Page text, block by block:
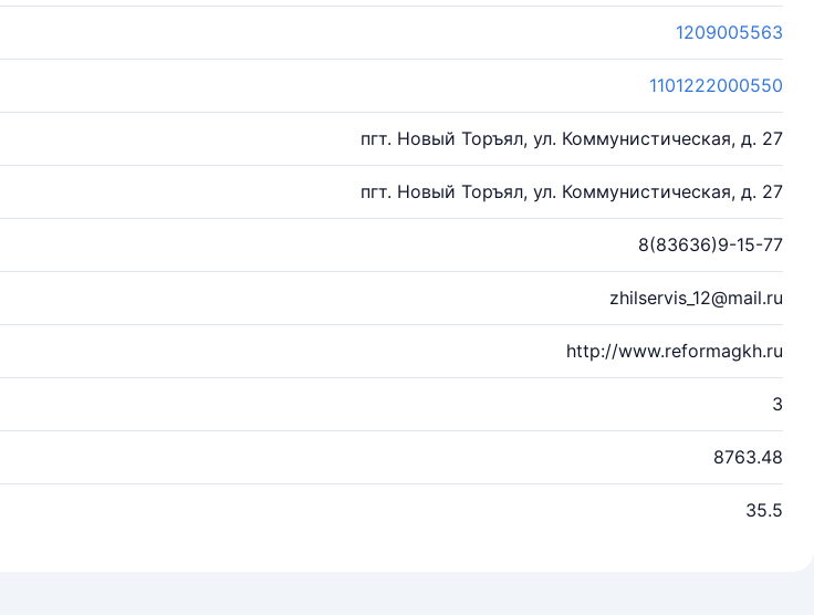
1209005563
1101222000550
пгт. Новый Торъял, ул. Коммунистическая, д. 27
пгт. Новый Торъял, ул. Коммунистическая, д. 27
8(83636)9-15-77
zhilservis_12@mail.ru
http://www.reformagkh.ru
3
8763.48
35.5